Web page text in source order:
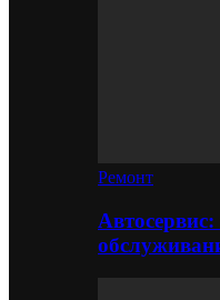
Ремонт